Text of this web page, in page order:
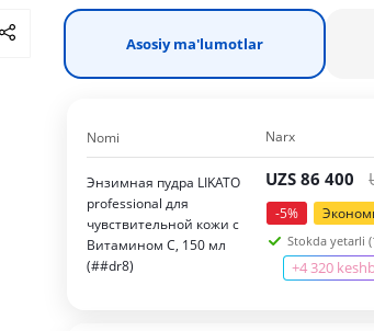
Asosiy ma'lumotlar
Nomi Narx
Энзимная пудра LIKATO
professional для
чувствительной кожи с
Витамином С, 150 мл
(##dr8)
UZS86 400
-5%
Stokda yetarli
+4 320